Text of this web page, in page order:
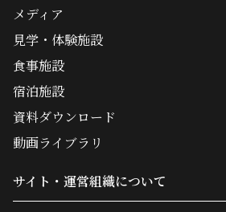
メディア
見学・体験施設
食事施設
宿泊施設
資料ダウンロード
動画ライブラリ
サイト・運営組織について